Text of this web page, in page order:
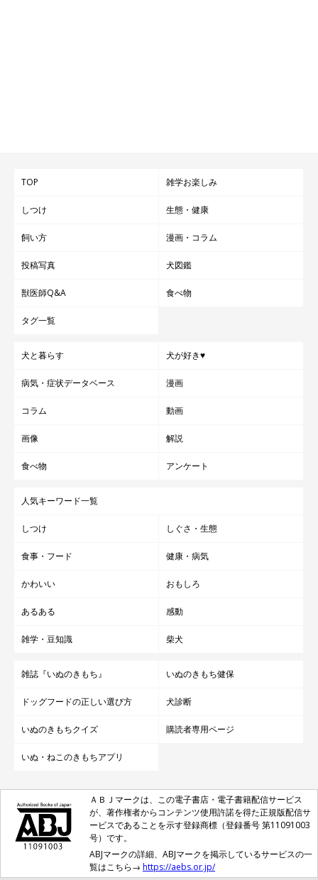
TOP 雑学お楽しみ
しつけ 生態・健康
飼い方 漫画・コラム
投稿写真 犬図鑑
獣医師Q&A 食べ物
タグ一覧
犬と暮らす 犬が好き♥
病気・症状データベース 漫画
コラム 動画
画像 解説
食べ物 アンケート
人気キーワード一覧
しつけ しぐさ・生態
食事・フード 健康・病気
かわいい おもしろ
あるある 感動
雑学・豆知識 柴犬
雑誌『いぬのきもち』 いぬのきもち健保
ドッグフードの正しい選び方 犬診断
いぬのきもちクイズ 購読者専用ページ
いぬ・ねこのきもちアプリ
ＡＢＪマークは、この電子書店・電子書籍配信サービス
が、著作権者からコンテンツ使用許諾を得た正規版配信サ
ービスであることを示す登録商標（登録番号 第11091003
号）です。
ABJマークの詳細、ABJマークを掲示しているサービスの一
覧はこちら→ https://aebs.or.jp/